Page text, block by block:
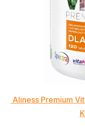
Aliness Premium